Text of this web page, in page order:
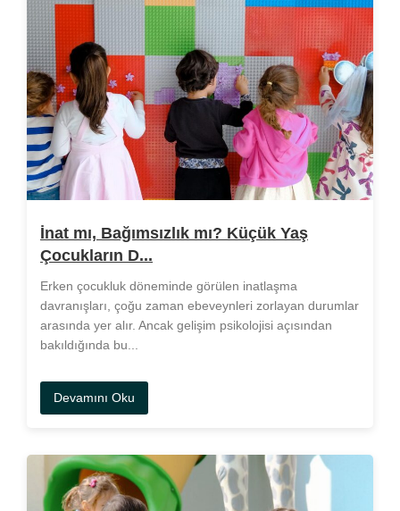
İnat mı, Bağımsızlık mı? Küçük Yaş
Çocukların D...
Erken çocukluk döneminde görülen inatlaşma
davranışları, çoğu zaman ebeveynleri zorlayan durumlar
arasında yer alır. Ancak gelişim psikolojisi açısından
bakıldığında bu...
Devamını Oku